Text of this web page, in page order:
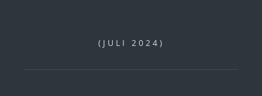
(JULI 2024)